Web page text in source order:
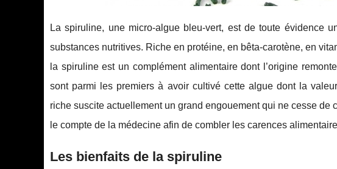
La spiruline, une micro-algue bleu-vert, est de toute évidence
substances nutritives. Riche en protéine, en bêta-carotène, en
la spiruline est un complément alimentaire dont l’origine
sont parmi les premiers à avoir cultivé cette algue dont la
riche suscite actuellement un grand engouement qui ne cesse
le compte de la médecine afin de combler les carences
Les bienfaits de la spiruline